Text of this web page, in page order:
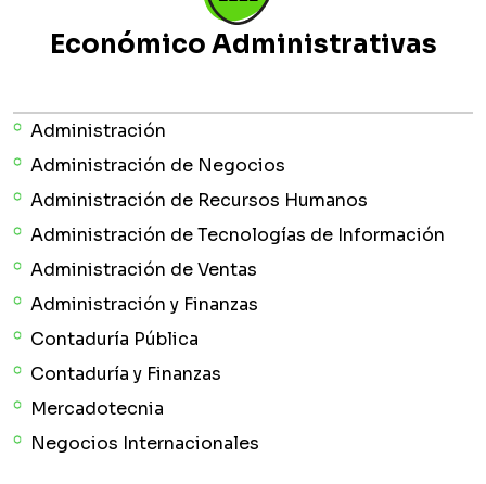
Económico Administrativas
Administración
Administración de Negocios
Administración de Recursos Humanos
Administración de Tecnologías de Información
Administración de Ventas
Administración y Finanzas
Contaduría Pública
Contaduría y Finanzas
Mercadotecnia
Negocios Internacionales